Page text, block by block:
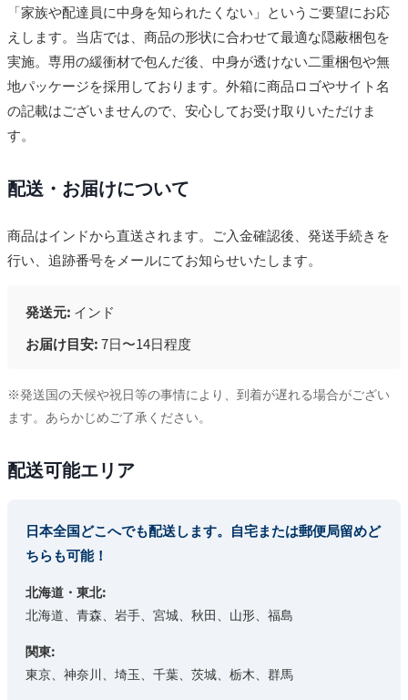
「家族や配達員に中身を知られたくない」というご要望にお応
えします。当店では、商品の形状に合わせて最適な隠蔽梱包を
実施。専用の緩衝材で包んだ後、中身が透けない二重梱包や無
地パッケージを採用しております。外箱に商品ロゴやサイト名
の記載はございませんので、安心してお受け取りいただけま
す。
配送・お届けについて
商品はインドから直送されます。ご入金確認後、発送手続きを
行い、追跡番号をメールにてお知らせいたします。
発送元: インド
お届け目安:7日〜14日程度
※発送国の天候や祝日等の事情により、到着が遅れる場合がござい
ます。あらかじめご了承ください。
配送可能エリア
日本全国どこへでも配送します。自宅または郵便局留めど
ちらも可能！
北海道・東北:
北海道、青森、岩手、宮城、秋田、山形、福島
関東:
東京、神奈川、埼玉、千葉、茨城、栃木、群馬